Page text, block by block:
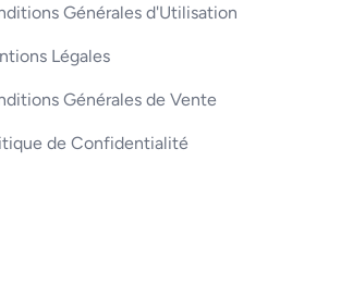
Générales d'Utilisation
Légales
Générales de Vente
de Confidentialité